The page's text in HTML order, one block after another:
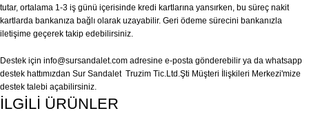
tutar, ortalama 1-3 iş günü içerisinde kredi kartlarına yansırken, bu süreç nakit
kartlarda bankanıza bağlı olarak uzayabilir. Geri ödeme sürecini bankanızla
iletişime geçerek takip edebilirsiniz.
Destek için info@sursandalet.com adresine e-posta gönderebilir ya da whatsapp
destek hattımızdan Sur Sandalet Truzim Tic.Ltd.Şti Müşteri İlişkileri Merkezi'mize
destek talebi açabilirsiniz.
İLGİLİ ÜRÜNLER